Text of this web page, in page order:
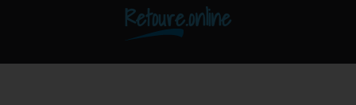
Retoure.online